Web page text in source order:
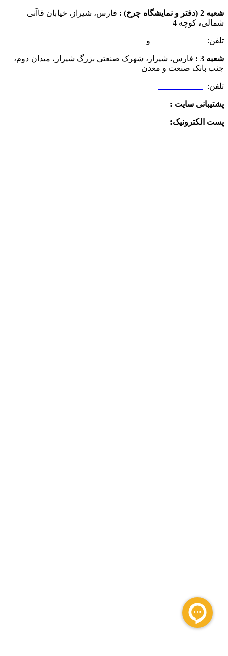
شعبه 2 (دفتر و نمایشگاه چرخ) :
فارس، شیراز، خیابان قاآنی
شمالی، کوچه 4
تلفن: و
شعبه 3 :
فارس، شیراز، شهرک صنعتی بزرگ شیراز، میدان دوم،
جنب بانک صنعت و معدن
تلفن:
پشتیبانی سایت :
پست الکترونیک: